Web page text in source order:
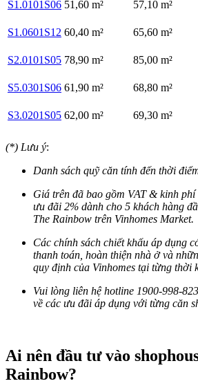
S1.0101S06 51,60 m² 57,10 m²
S1.0601S12 60,40 m² 65,60 m²
S2.0101S05 78,90 m² 85,00 m²
S5.0301S06 61,90 m² 68,80 m²
S3.0201S05 62,00 m² 69,30 m²
(*) Lưu ý:
Danh sách quỹ căn tính đến thời
Giá trên đã bao gồm VAT & kinh
ưu đãi 2% dành cho 5 khách hàng
The Rainbow trên Vinhomes Market.
Các chính sách chiết khấu áp dụng
thanh toán, hoàn thiện nhà ở và
quy định của Vinhomes tại từng thời
Vui lòng liên hệ hotline 1900-998-
về các ưu đãi áp dụng với từng căn
Ai nên đầu tư vào
Rainbow?